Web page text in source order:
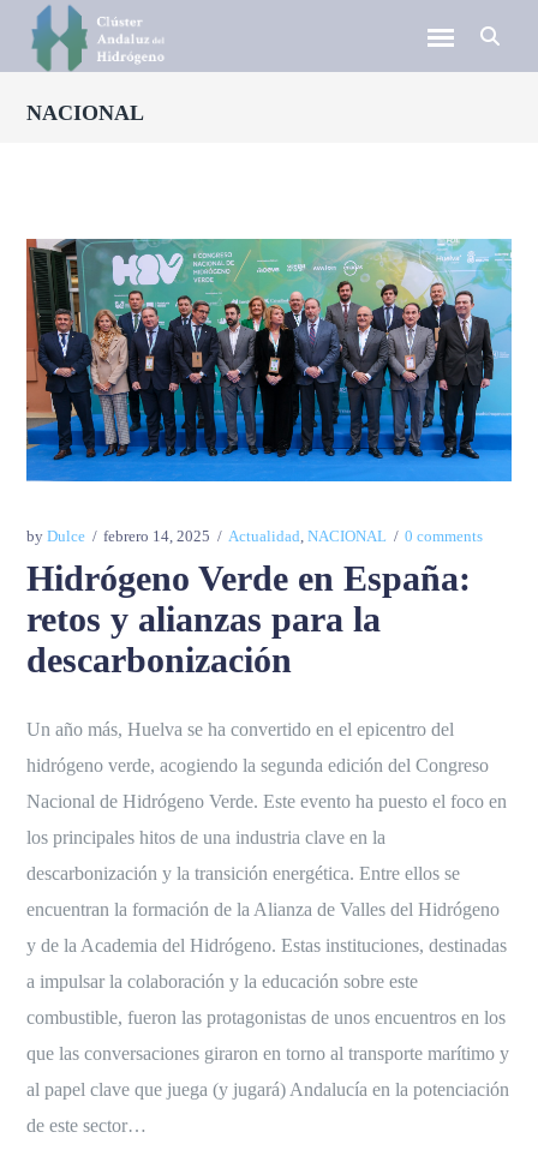
NACIONAL
byDulce febrero 14, 2025 Actualidad ,NACIONAL 0 comments
Hidrógeno Verde en España:
retos y alianzas para la
descarbonización
Un año más, Huelva se ha convertido en el epicentro del
hidrógeno verde, acogiendo la segunda edición del Congreso
Nacional de Hidrógeno Verde. Este evento ha puesto el foco en
los principales hitos de una industria clave en la
descarbonización y la transición energética. Entre ellos se
encuentran la formación de la Alianza de Valles del Hidrógeno
y de la Academia del Hidrógeno. Estas instituciones, destinadas
a impulsar la colaboración y la educación sobre este
combustible, fueron las protagonistas de unos encuentros en los
que las conversaciones giraron en torno al transporte marítimo y
al papel clave que juega (y jugará) Andalucía en la potenciación
de este sector…